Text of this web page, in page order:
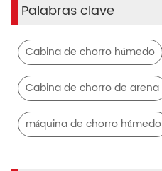
Palabras clave
Cabina de chorro húmedo
Cabina de chorro de arena
máquina de chorro húmedo